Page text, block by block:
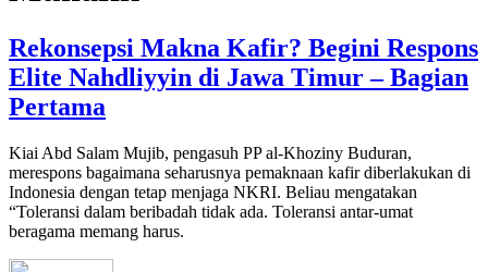
Rekonsepsi Makna Kafir? Begini Respons
Elite Nahdliyyin di Jawa Timur – Bagian
Pertama
Kiai Abd Salam Mujib, pengasuh PP al-Khoziny Buduran,
merespons bagaimana seharusnya pemaknaan kafir diberlakukan di
Indonesia dengan tetap menjaga NKRI. Beliau mengatakan
“Toleransi dalam beribadah tidak ada. Toleransi antar-umat
beragama memang harus.